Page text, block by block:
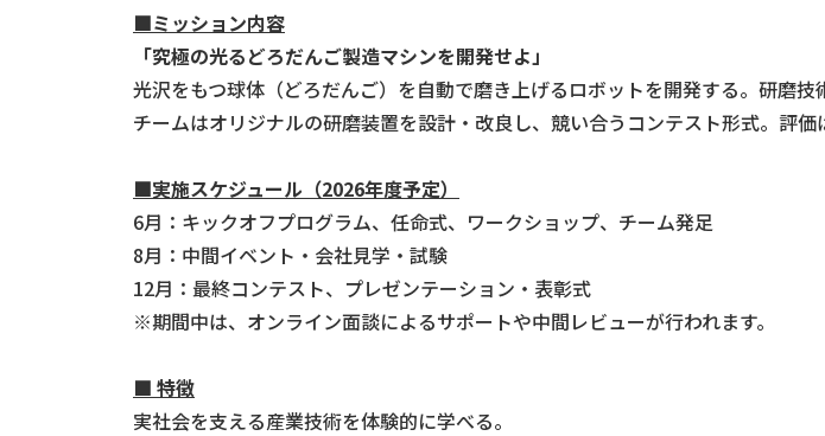
■ミッション内容
「究極の光るどろだんご製造マシンを開発せよ」
光沢をもつ球体（どろだんご）を自動で磨き上げるロボットを開発する。研磨
チームはオリジナルの研磨装置を設計・改良し、競い合うコンテスト形式。評
■実施スケジュール（2026年度予定）
6月：キックオフプログラム、任命式、ワークショップ、チーム発足
8月：中間イベント・会社見学・試験
12月：最終コンテスト、プレゼンテーション・表彰式
※期間中は、オンライン面談によるサポートや中間レビューが行われます。
■ 特徴
実社会を支える産業技術を体験的に学べる。